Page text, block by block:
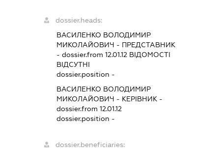
dossier.heads:
ВАСИЛЕНКО ВОЛОДИМИР
МИКОЛАЙОВИЧ - ПРЕДСТАВНИК
- dossier.from 12.01.12 ВІДОМОСТІ
ВІДСУТНІ
dossier.position -
ВАСИЛЕНКО ВОЛОДИМИР
МИКОЛАЙОВИЧ - КЕРІВНИК -
dossier.from 12.01.12
dossier.position -
dossier.beneficiaries: